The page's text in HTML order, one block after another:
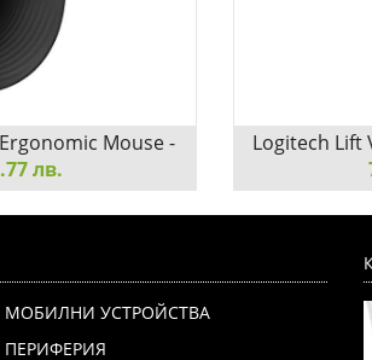
Mouse -
- EMEA
лв.
WHITE/PALE
Logitech Lift
МОБИЛНИ УСТРОЙСТВА
ПЕРИФЕРИЯ